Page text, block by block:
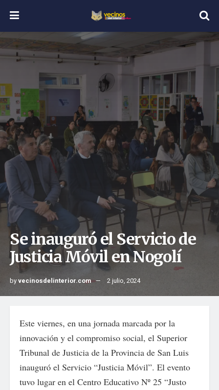
Se inauguró el Servicio de
Justicia Móvil en Nogolí
byvecinosdelinterior.com 2 julio, 2024
Este viernes, en una jornada marcada por la
innovación y el compromiso social, el Superior
Tribunal de Justicia de la Provincia de San Luis
inauguró el Servicio “Justicia Móvil”. El evento
tuvo lugar en el Centro Educativo Nº 25 “Justo